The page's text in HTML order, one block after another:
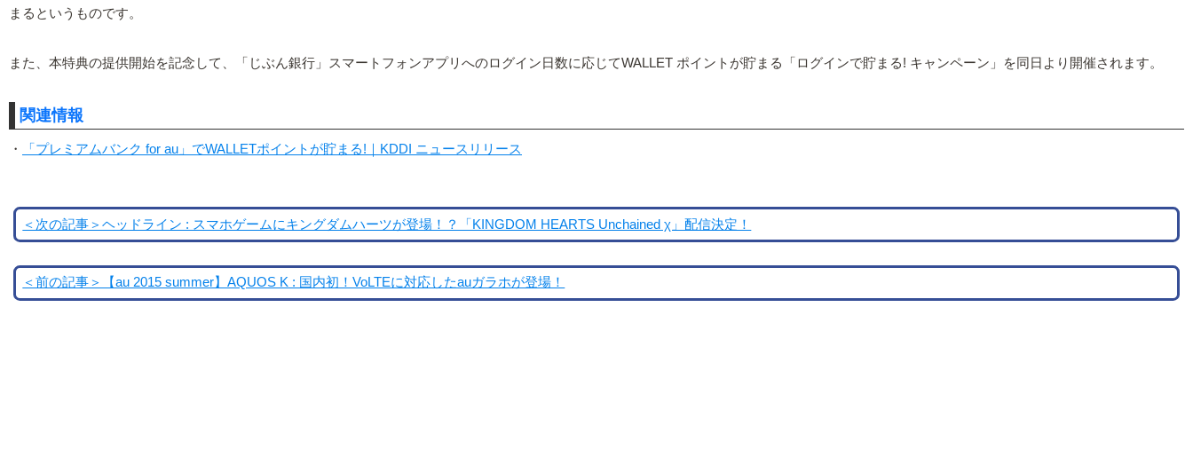
まるというものです。
また、本特典の提供開始を記念して、「じぶん銀行」スマートフォンアプリへのログイン日数に応じてWALLET ポイントが貯まる「ログインで貯まる! キャンペーン」を同日より開催されます。
関連情報
・ 「プレミアムバンク for au」でWALLETポイントが貯まる!｜KDDI ニュースリリース
＜次の記事＞ヘッドライン : スマホゲームにキングダムハーツが登場！？「KINGDOM HEARTS Unchained χ」配信決定！
＜前の記事＞【au 2015 summer】AQUOS K : 国内初！VoLTEに対応したauガラホが登場！